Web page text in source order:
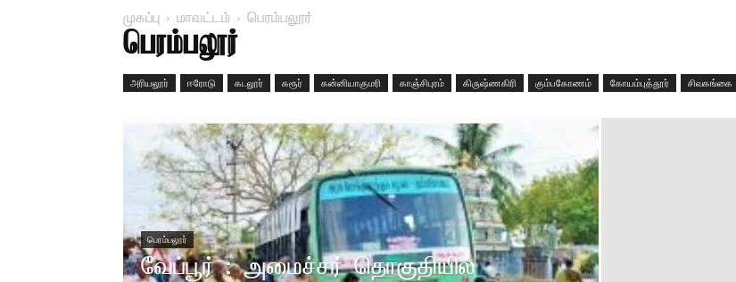
முகப்பு மாவட்டம் பெரம்பலூர்
பெரம்பலூர்
அரியலூர் ஈரோடு கடலூர் கரூர் கன்னியாகுமரி காஞ்சிபுரம் கிருஷ்ணகிரி கும்பகோணம் கோயம்புத்தூர் சிவகங்கை
பெரம்பலூர்
வேப்பூர் : அமைச்சர் தொகுதியில்